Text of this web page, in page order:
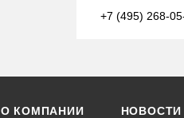
+7 (495) 268-
О КОМПАНИИ НОВОСТИ